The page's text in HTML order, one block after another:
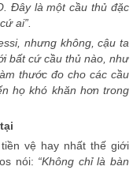
Đây là một cầu thủ đặc
ai”.
nhưng không, cậu ta
bất cứ cầu thủ nào, như
thước đo cho các cầu
họ khó khăn hơn trong
vệ hay nhất thế giới
nói: “Không chỉ là bàn